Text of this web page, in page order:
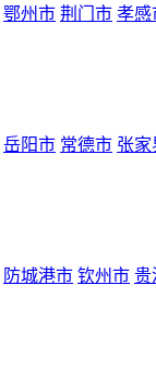
鄂州市 荆门市 孝感
岳阳市 常德市 张家
防城港市 钦州市 贵